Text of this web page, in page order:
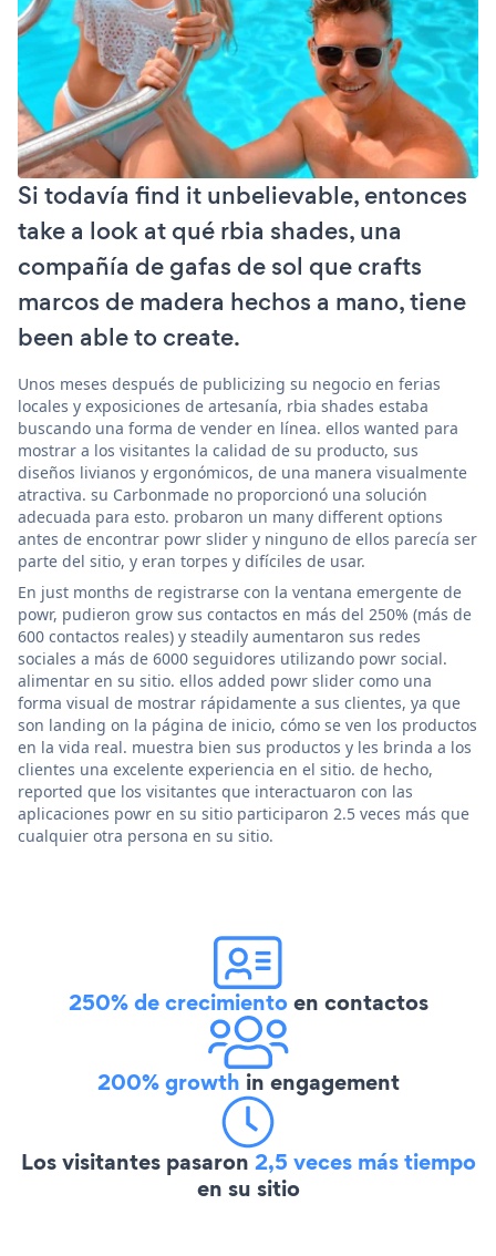
Si todavía find it unbelievable, entonces
take a look at qué rbia shades, una
compañía de gafas de sol que crafts
marcos de madera hechos a mano, tiene
been able to create.
Unos meses después de publicizing su negocio en ferias
locales y exposiciones de artesanía, rbia shades estaba
buscando una forma de vender en línea. ellos wanted para
mostrar a los visitantes la calidad de su producto, sus
diseños livianos y ergonómicos, de una manera visualmente
atractiva. su Carbonmade no proporcionó una solución
adecuada para esto. probaron un many different options
antes de encontrar powr slider y ninguno de ellos parecía ser
parte del sitio, y eran torpes y difíciles de usar.
En just months de registrarse con la ventana emergente de
powr, pudieron grow sus contactos en más del 250% (más de
600 contactos reales) y steadily aumentaron sus redes
sociales a más de 6000 seguidores utilizando powr social.
alimentar en su sitio. ellos added powr slider como una
forma visual de mostrar rápidamente a sus clientes, ya que
son landing on la página de inicio, cómo se ven los productos
en la vida real. muestra bien sus productos y les brinda a los
clientes una excelente experiencia en el sitio. de hecho,
reported que los visitantes que interactuaron con las
aplicaciones powr en su sitio participaron 2.5 veces más que
cualquier otra persona en su sitio.
250% de crecimientoen contactos
200% growth in engagement
Los visitantes pasaron 2,5 veces más tiempo
en su sitio